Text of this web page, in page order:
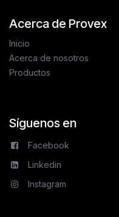
Acerca de Provex
Inicio
Acerca de nosotros
Productos
Síguenos en
Facebook
Linkedin
Instagram